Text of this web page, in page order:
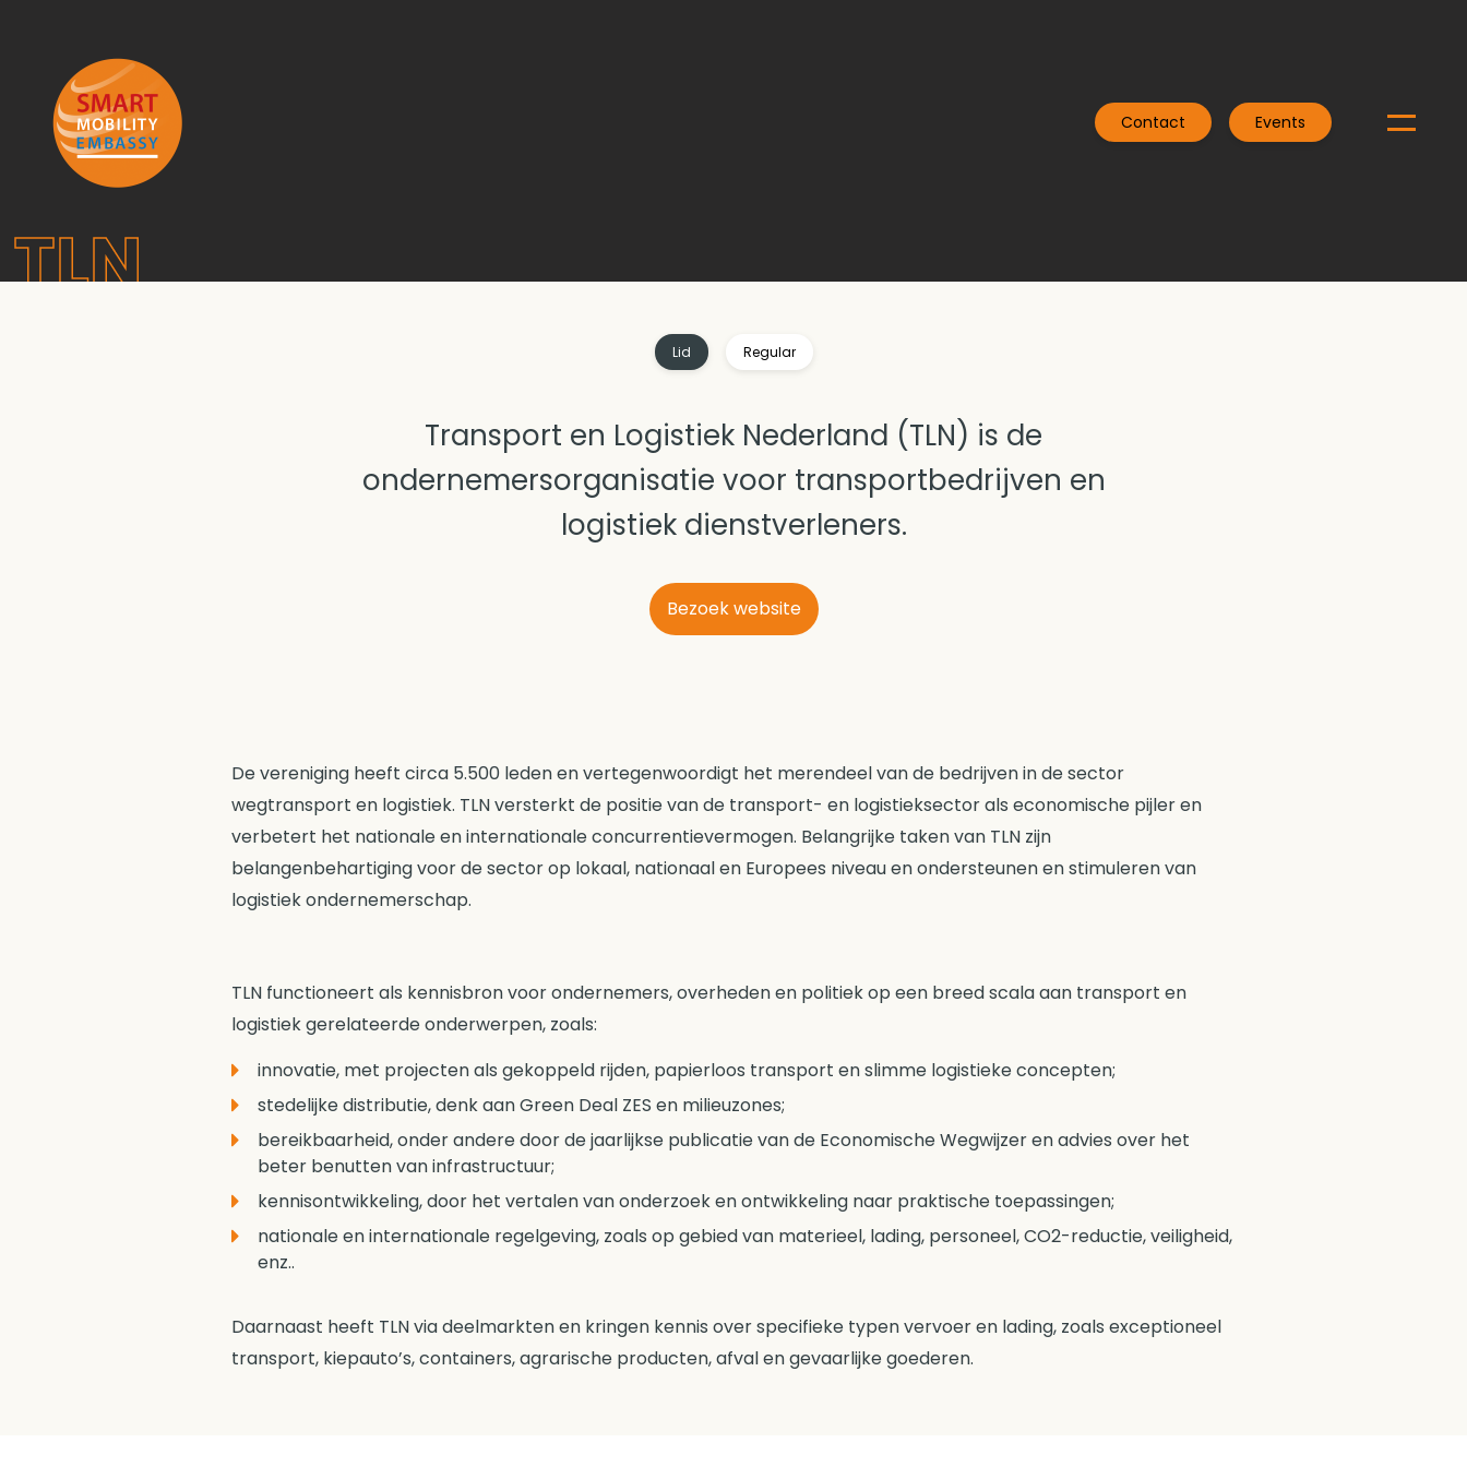
Contact Events
TLN
Lid Regular
Transport en Logistiek Nederland (TLN) is de
ondernemersorganisatie voor transportbedrijven en
logistiek dienstverleners.
Bezoek website
De vereniging heeft circa 5.500 leden en vertegenwoordigt het merendeel van de bedrijven in de sector
wegtransport en logistiek. TLN versterkt de positie van de transport- en logistieksector als economische pijler en
verbetert het nationale en internationale concurrentievermogen. Belangrijke taken van TLN zijn
belangenbehartiging voor de sector op lokaal, nationaal en Europees niveau en ondersteunen en stimuleren van
logistiek ondernemerschap.
TLN functioneert als kennisbron voor ondernemers, overheden en politiek op een breed scala aan transport en
logistiek gerelateerde onderwerpen, zoals:
innovatie, met projecten als gekoppeld rijden, papierloos transport en slimme logistieke concepten;
stedelijke distributie, denk aan Green Deal ZES en milieuzones;
bereikbaarheid, onder andere door de jaarlijkse publicatie van de Economische Wegwijzer en advies over het
beter benutten van infrastructuur;
kennisontwikkeling, door het vertalen van onderzoek en ontwikkeling naar praktische toepassingen;
nationale en internationale regelgeving, zoals op gebied van materieel, lading, personeel, CO2-reductie, veiligheid,
enz..
Daarnaast heeft TLN via deelmarkten en kringen kennis over specifieke typen vervoer en lading, zoals exceptioneel
transport, kiepauto’s, containers, agrarische producten, afval en gevaarlijke goederen.